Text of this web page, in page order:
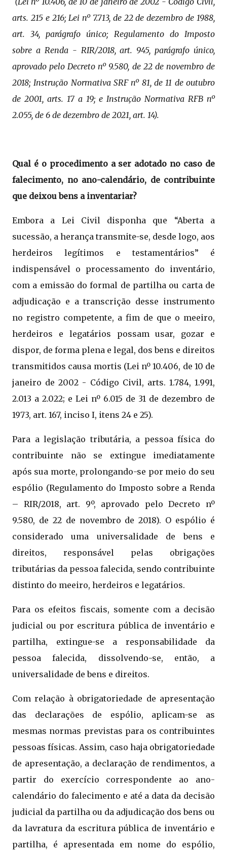
arts. 215 e 216; Lei nº 7.713, de 22 de dezembro de 1988,
art. 34, parágrafo único; Regulamento do Imposto
sobre a Renda - RIR/2018,art. 945, parágrafo único,
aprovado pelo Decreto nº 9.580, de 22 de novembro de
2018; Instrução Normativa SRF nº 81, de 11 de outubro
de 2001, arts. 17 a 19; e Instrução Normativa RFB nº
2.055, de 6 de dezembro de 2021, art. 14).
Qual é o procedimento a ser adotado no caso de
falecimento, no ano-calendário, de contribuinte
que deixou bens a inventariar?
Embora a Lei Civil disponha que “Aberta a
sucessão, a herança transmite-se, desde logo, aos
herdeiros legítimos e testamentários” é
indispensável o processamento do inventário,
com a emissão do formal de partilha ou carta de
adjudicação e a transcrição desse instrumento
no registro competente, a fim de que o meeiro,
herdeiros e legatários possam usar, gozar e
dispor, de forma plena e legal, dos bens e direitos
transmitidos causa mortis (Lei nº 10.406, de 10 de
janeiro de 2002 - Código Civil, arts. 1.784, 1.991,
2.013 a 2.022; e Lei nº 6.015 de 31 de dezembro de
1973, art. 167, inciso I, itens 24 e 25).
Para a legislação tributária, a pessoa física do
contribuinte não se extingue imediatamente
após sua morte, prolongando-se por meio do seu
espólio (Regulamento do Imposto sobre a Renda
– RIR/2018, art. 9º, aprovado pelo Decreto nº
9.580, de 22 de novembro de 2018). O espólio é
considerado uma universalidade de bens e
direitos, responsável pelas obrigações
tributárias da pessoa falecida, sendo contribuinte
distinto do meeiro, herdeiros e legatários.
Para os efeitos fiscais, somente com a decisão
judicial ou por escritura pública de inventário e
partilha, extingue-se a responsabilidade da
pessoa falecida, dissolvendo-se, então, a
universalidade de bens e direitos.
Com relação à obrigatoriedade de apresentação
das declarações de espólio, aplicam-se as
mesmas normas previstas para os contribuintes
pessoas físicas. Assim, caso haja obrigatoriedade
de apresentação, a declaração de rendimentos, a
partir do exercício correspondente ao ano-
calendário do falecimento e até a data da decisão
judicial da partilha ou da adjudicação dos bens ou
da lavratura da escritura pública de inventário e
partilha, é apresentada em nome do espólio,